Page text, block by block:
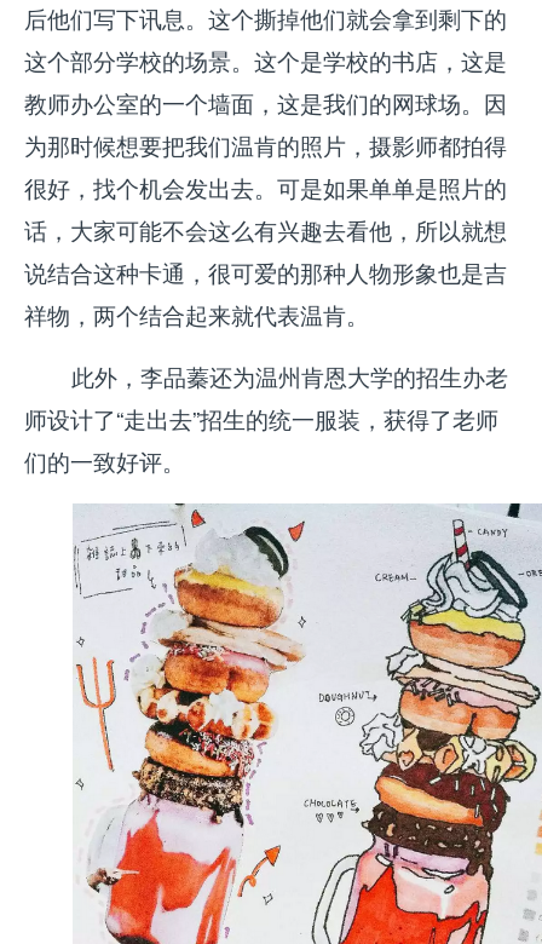
后他们写下讯息。这个撕掉他们就会拿到剩下的
这个部分学校的场景。这个是学校的书店，这是
教师办公室的一个墙面，这是我们的网球场。因
为那时候想要把我们温肯的照片，摄影师都拍得
很好，找个机会发出去。可是如果单单是照片的
话，大家可能不会这么有兴趣去看他，所以就想
说结合这种卡通，很可爱的那种人物形象也是吉
祥物，两个结合起来就代表温肯。
此外，李品蓁还为温州肯恩大学的招生办老
师设计了“走出去”招生的统一服装，获得了老师
们的一致好评。